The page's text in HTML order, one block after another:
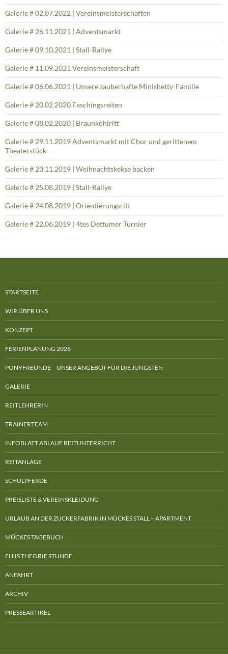
Galerie # 02.07.2022 | Vereinsmeisterschaften
Galerie # 26.11.2021 | Adventsmarkt
Galerie # 09.10.2021 | Stall-Rallye
Galerie # 11.09.2021 Vereinsmeisterschaft
Galerie # 06.06.2021 | Unsere zauberhafte Minishetty-Familie
Galerie # 20.02.2020 Faschingsreiten
Galerie # 08.02.2020 | Braunkohlritt
Galerie # 29.11.2019 Adventsmarkt mit Chor und gerittenem
Theaterstück
Galerie # 23.11.2019 | Weihnachtskekse backen
Galerie # 25.08.2019 | Stall-Rallye
Galerie # 24.08.2019 | Orientierungsritt
Galerie # 22.06.2019 | 4tes Dettumer Turnier
STARTSEITE
WIR ÜBER UNS
KONZEPT
FERIENPLANUNG 2026
PONYFREUNDE – UNSER ANGEBOT FÜR DIE JÜNGSTEN
GALERIE
REITLEHRERIN
TRAINERTEAM
INFOBLATT ABLAUF REITUNTERRICHT
REITANLAGE
SCHULPFERDE
PREISLISTE & VEREINSKLEIDUNG
URLAUB AN DER ZUCKERFABRIK IN MÜCKES STALL – APARTMENT
MÜCKES TAGEBUCH
ELLIS THEORIE STUNDE
ANFAHRT
ARCHIV
PRESSEARTIKEL